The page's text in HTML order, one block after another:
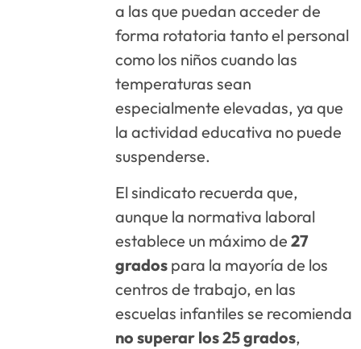
a las que puedan acceder de
forma rotatoria tanto el personal
como los niños cuando las
temperaturas sean
especialmente elevadas, ya que
la actividad educativa no puede
suspenderse.
El sindicato recuerda que,
aunque la normativa laboral
establece un máximo de27
grados para la mayoría de los
centros de trabajo, en las
escuelas infantiles se recomienda
no superar los 25 grados,